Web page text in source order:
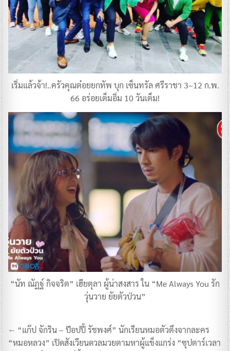
เริ่มแล้วจ้า!..ครัวคุณต๋อยยกทัพ บุก เซ็นทรัล ศรีราชา 3–12 ก.พ.
66 อร่อยเต็มอิ่ม 10 วันเต็ม!
“นัท ณัฏฐ์ กิจจริต” เฮียตุลา ผู้น่าสงสาร ใน “Me Always You รัก
วุ่นวาย ยัยตัวป่วน”
แนะแนว
เรื่อง
← “แก๊ป จักริน – ป๊อปปี้ รัชพงศ์” นักเรียนหมอตัวตึงจากละคร
“หมอหลวง” เปิดสังเวียนดวลมวยตามหาผู้แข็งแกร่ง “ซุปตาร์เวลา